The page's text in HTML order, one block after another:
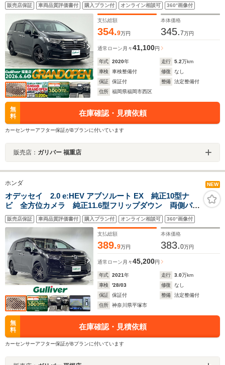
ヘッドライト/純正18インチアルミホイール/プッシュスタ
ート/シートヒーター/HDMI接続
販売店保証 車両品質評価書付 購入プラン付 オンライン相談可 360°画像付
支払総額
354.9万円
本体価格
345.7万円
通常ローン 月々41,100円
年式 2020年 走行 5.2万km
車検
車検整備付 修復
なし
保証
保証付 整備
法定整備付
住所
福岡県福岡市西区
無
料
在庫確認・見積依頼
カーセンサーアフター保証がBプランに付いています
販売店： ガリバー 福重店
ホンダ NEW
オデッセイ 2.0 e:HEV アブソルート EX 純正10型ナ
ビ 全方位カメラ 純正11.6型フリップダウン 両側パワ
スラ ホンダセンシング 追従クルコン BSM シート
ヒーター パワーシート ビルトインETC 純正前後ド
ラレコ 純正フロアマット
販売店保証 車両品質評価書付 購入プラン付 オンライン相談可 360°画像付
支払総額
389.9万円
本体価格
383.0万円
通常ローン 月々45,200円
年式 2021年 走行 3.0万km
車検
'28/03 修復
なし
保証
保証付 整備
法定整備付
住所
神奈川県平塚市
無
料
在庫確認・見積依頼
カーセンサーアフター保証がBプランに付いています